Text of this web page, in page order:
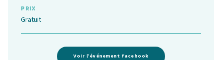
PRIX
Gratuit
Voir l’événement Facebook